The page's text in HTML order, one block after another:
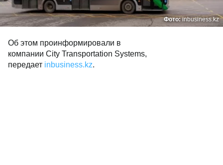
Фото:inbusiness.kz
Об этом проинформировали в
компании City Transportation Systems,
передает inbusiness.kz.